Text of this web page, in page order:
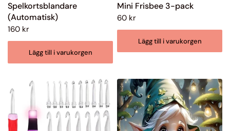
Spelkortsblandare
(Automatisk)
160 kr
Lägg till i varukorgen
Mini Frisbee 3-pack
60 kr
Lägg till i varukorgen